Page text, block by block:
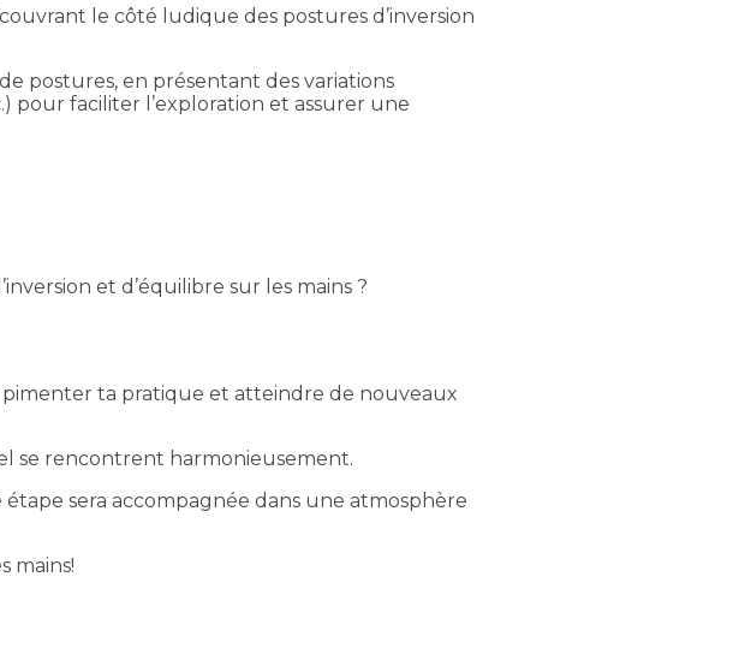
le côté ludique des postures d’inversion
postures, en présentant des variations
pour faciliter l’exploration et assurer une
et d’équilibre sur les mains ?
ta pratique et atteindre de nouveaux
se rencontrent harmonieusement.
sera accompagnée dans une atmosphère
mains!